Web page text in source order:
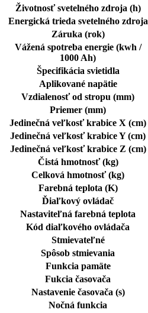
Životnosť svetelného zdroja (h)
Energická trieda svetelného zdroja
Záruka (rok)
Vážená spotreba energie (kwh /
1000 Ah)
Špecifikácia svietidla
Aplikované napätie
Vzdialenosť od stropu (mm)
Priemer (mm)
Jedinečná veľkosť krabice X (cm)
Jedinečná veľkosť krabice Y (cm)
Jedinečná veľkosť krabice Z (cm)
Čistá hmotnosť (kg)
Celková hmotnosť (kg)
Farebná teplota (K)
Ďiaľkový ovládač
Nastaviteľná farebná teplota
Kód diaľkového ovládača
Stmievateľné
Spôsob stmievania
Funkcia pamäte
Fukcia časovača
Nastavenie časovača (s)
Nočná funkcia